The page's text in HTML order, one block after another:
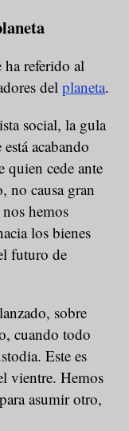
referido al
delplaneta.
social, la gula
acabando
quien cede ante
no causa gran
hemos
los bienes
futuro de
sobre
cuando todo
Este es
vientre. Hemos
asumir otro,